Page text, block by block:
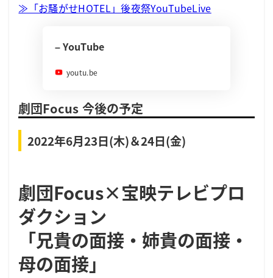
≫「お騒がせHOTEL」後夜祭YouTubeLive
– YouTube
youtu.be
劇団Focus 今後の予定
2022年6月23日(木)＆24日(金)
劇団Focus×宝映テレビプロ
ダクション
「兄貴の面接・姉貴の面接・
母の面接」